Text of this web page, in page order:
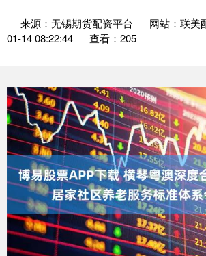
来源：无锡期货配资平台 网站：联美
01-14 08:22:44
查看：205